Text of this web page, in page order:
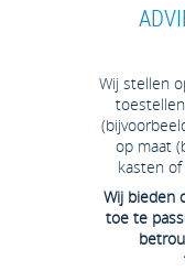
Wij stellen
op maat
kasten
Wij bieden
toe te